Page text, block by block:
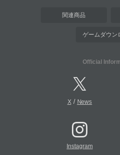
関連商品
ゲームダウン
Official
X/ News
Instagram